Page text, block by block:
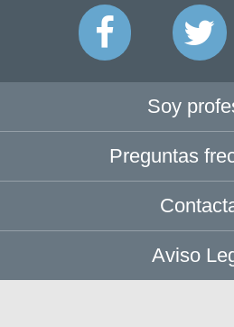
Soy
Preguntas
Aviso